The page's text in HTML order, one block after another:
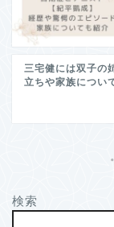
三宅健には双子の
立ちや家族につい
検索